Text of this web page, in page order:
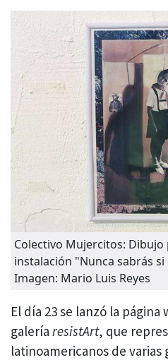
Colectivo Mujercitos: Dibujo
instalación "Nunca sabrás
Imagen: Mario Luis Reyes
El día 23 se lanzó la página
galería resistArt, que
latinoamericanos de